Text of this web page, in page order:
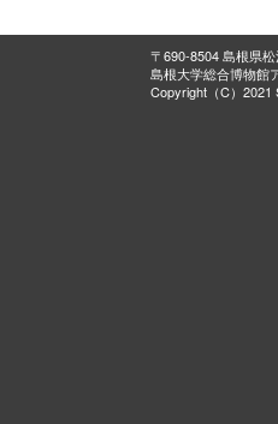
〒690-8504 島根県
島根大学総合博物館
Copyright（C）2021